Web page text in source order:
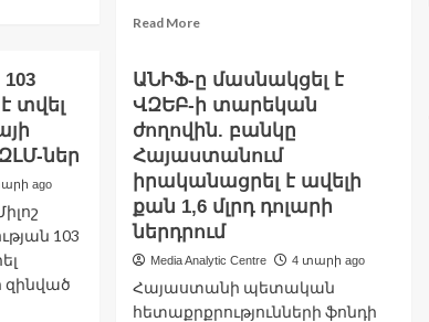
Read MoreRead
Թուրքիայի
մուտքը
զարգացած
երկրների
առաջին
տասնյակ
կախված
կլինի
թվականի
ընտրություններից․
Էրդողան
տվել
ներ
ago
103
զինված
ԱՆԻՖ-ը մասնակցել է
ՎԶԵԲ-ի տարեկան
ժողովին. բանկը
Հայաստանում
իրականացրել է ավելի
քան 1,6 մլրդ դոլարի
ներդրում
Media Analytic Centre 4 տարի ago
Հայաստանի պետական
հետաքրքրությունների ֆոնդի